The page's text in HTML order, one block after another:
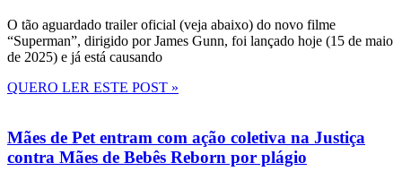
O tão aguardado trailer oficial (veja abaixo) do novo filme
“Superman”, dirigido por James Gunn, foi lançado hoje (15 de maio
de 2025) e já está causando
QUERO LER ESTE POST »
Mães de Pet entram com ação coletiva na Justiça
contra Mães de Bebês Reborn por plágio